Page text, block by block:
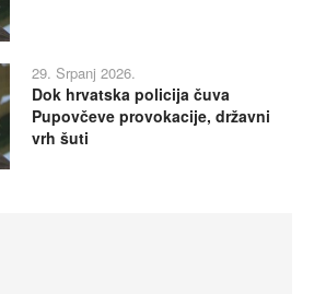
29. Srpanj 2026.
Dok hrvatska policija čuva
Pupovčeve provokacije, državni
vrh šuti